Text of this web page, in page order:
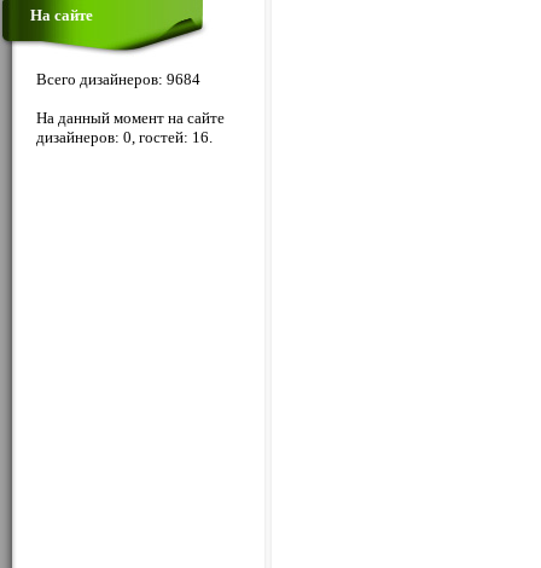
На сайте
Всего дизайнеров: 9684
На данный момент на сайте
дизайнеров: 0, гостей: 16.